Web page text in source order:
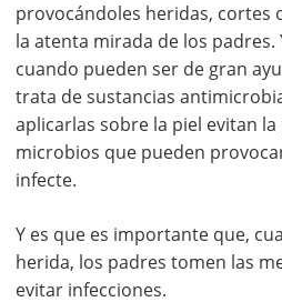
provocándoles heridas, cortes
la atenta mirada de los padres.
cuando pueden ser de gran
trata de sustancias
aplicarlas sobre la piel evitan
microbios que pueden
infecte.
Y es que es importante que,
herida, los padres tomen las
evitar infecciones.